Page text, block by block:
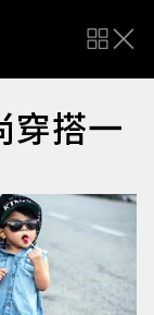
穿搭一